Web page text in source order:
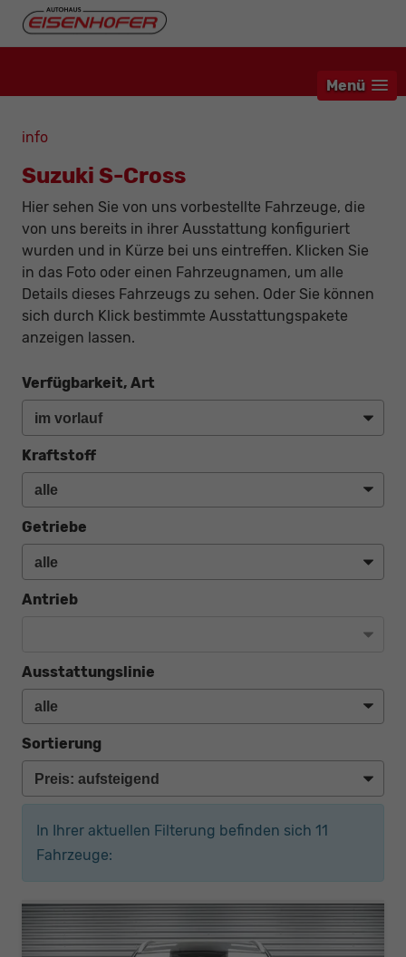
Menü
info
Suzuki S-Cross
Hier sehen Sie von uns vorbestellte Fahrzeuge, die
von uns bereits in ihrer Ausstattung konfiguriert
wurden und in Kürze bei uns eintreffen. Klicken Sie
in das Foto oder einen Fahrzeugnamen, um alle
Details dieses Fahrzeugs zu sehen. Oder Sie können
sich durch Klick bestimmte Ausstattungspakete
anzeigen lassen.
Verfügbarkeit, Art
Kraftstoff
Getriebe
Antrieb
Ausstattungslinie
Sortierung
In Ihrer aktuellen Filterung befinden sich 11
Fahrzeuge: